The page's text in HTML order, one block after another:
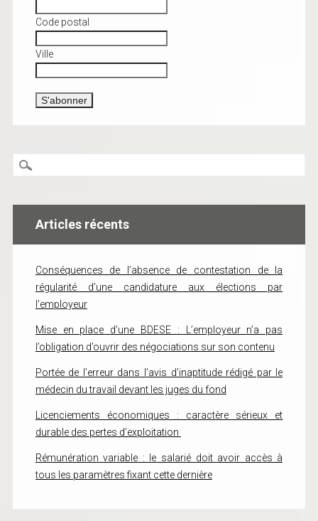
Code postal
Ville
Articles récents
Conséquences de l’absence de contestation de la
régularité d’une candidature aux élections par
l’employeur
Mise en place d’une BDESE : L’employeur n’a pas
l’obligation d’ouvrir des négociations sur son contenu
Portée de l’erreur dans l’avis d’inaptitude rédigé par le
médecin du travail devant les juges du fond
Licenciements économiques : caractère sérieux et
durable des pertes d’exploitation
Rémunération variable : le salarié doit avoir accès à
tous les paramètres fixant cette dernière